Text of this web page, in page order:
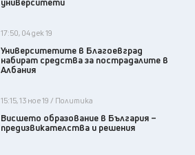
17:50, 04 дек 19
Университетите в Благоевград
набират средства за пострадалите в
Албания
15:15, 13 ное 19 / Политика
Висшето образование в България –
предизвикателства и решения